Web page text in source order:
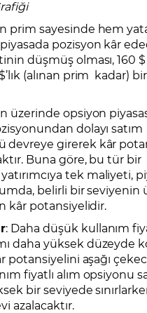
prim sayesinde hem
pozisyon kâr
düşmüş olması, 160
(alınan prim kadar)
üzerinde opsiyon
dolayı satım
devreye girerek kâr
Buna göre, bu tür bir
tek maliyeti,
belirli bir seviyenin
kâr potansiyelidir.
: Daha düşük kullanım
daha yüksek düzeyde
potansiyelini aşağı
fiyatlı alım opsiyonu
bir seviyede
azalacaktır.